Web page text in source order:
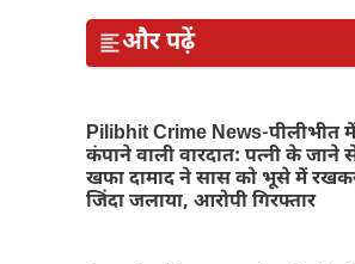
और पढ़ें
Pilibhit Crime News-पीलीभीत
कंपाने वाली वारदात: पत्नी के जाने
खफा दामाद ने सास को भूसे में
जिंदा जलाया, आरोपी गिरफ्तार